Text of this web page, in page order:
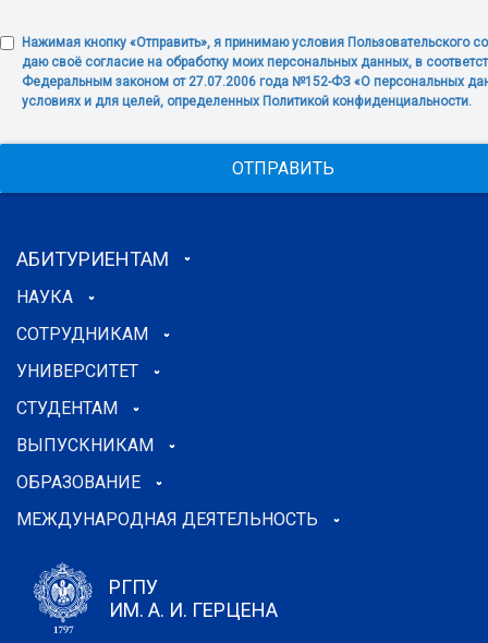
Нажимая кнопку «Отправить», я принимаю условия Пользовательского
даю своё согласие на обработку моих персональных данных, в
Федеральным законом от 27.07.2006 года №152-ФЗ «О персональных
условиях и для целей, определенных Политикой конфиденциальности.
ОТПРАВИТЬ
АБИТУРИЕНТАМ
НАУКА
СОТРУДНИКАМ
УНИВЕРСИТЕТ
СТУДЕНТАМ
ВЫПУСКНИКАМ
ОБРАЗОВАНИЕ
МЕЖДУНАРОДНАЯ ДЕЯТЕЛЬНОСТЬ
РГПУ
ИМ. А. И. ГЕРЦЕНА